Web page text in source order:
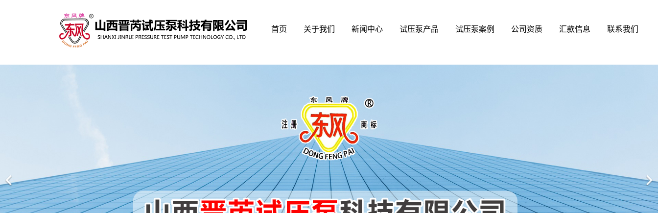
首页 关于我们 新闻中心 试压泵产品 试压泵案例 公司资质 汇款信息 联系我们